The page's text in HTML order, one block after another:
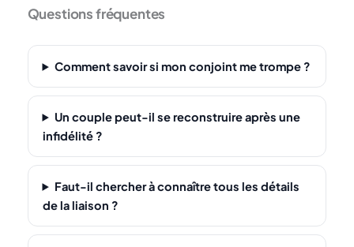
Questions fréquentes
Comment savoir si mon conjoint me trompe ?
Un couple peut-il se reconstruire après une
infidélité ?
Faut-il chercher à connaître tous les détails
de la liaison ?